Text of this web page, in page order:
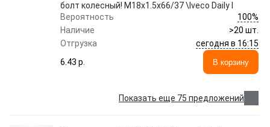
болт колесный! M18x1.5x66/37 \Iveco Daily I
Вероятность
100%
Наличие
>20 шт.
Отгрузка
сегодня в 16:15
6.43 p.
В корзину
Показать еще 75 предложений